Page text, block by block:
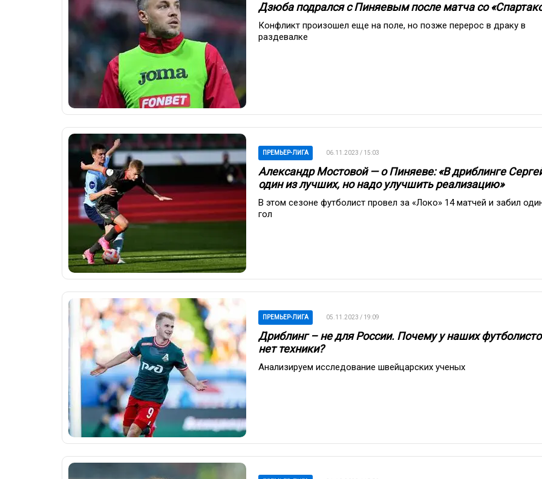
Дзюба подрался с Пиняевым после матча со
Конфликт произошел еще на поле, но позже перерос в драку в
раздевалке
ПРЕМЬЕР-ЛИГА 06.11.2023 / 15:03
Александр Мостовой — о Пиняеве: «В дриблинге
один из лучших, но надо улучшить реализацию»
В этом сезоне футболист провел за «Локо» 14 матчей и забил
гол
ПРЕМЬЕР-ЛИГА 05.11.2023 / 19:09
Дриблинг – не для России. Почему у наших
нет техники?
Анализируем исследование швейцарских ученых